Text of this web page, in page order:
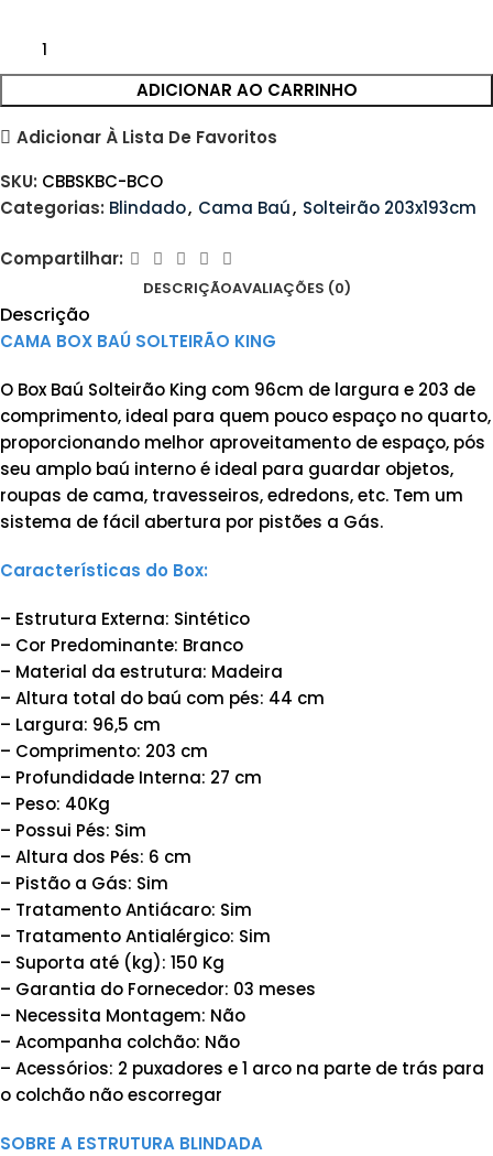
ADICIONAR AO CARRINHO
Adicionar À Lista De Favoritos
SKU: CBBSKBC-BCO
Categorias: Blindado, Cama Baú, Solteirão 203x193cm
Compartilhar:
DESCRIÇÃOAVALIAÇÕES (0)
Descrição
CAMA BOX BAÚ SOLTEIRÃO KING
O Box Baú Solteirão King com 96cm de largura e 203 de
comprimento, ideal para quem pouco espaço no quarto,
proporcionando melhor aproveitamento de espaço, pós
seu amplo baú interno é ideal para guardar objetos,
roupas de cama, travesseiros, edredons, etc. Tem um
sistema de fácil abertura por pistões a Gás.
Características do Box:
– Estrutura Externa: Sintético
– Cor Predominante: Branco
– Material da estrutura: Madeira
– Altura total do baú com pés: 44 cm
– Largura: 96,5 cm
– Comprimento: 203 cm
– Profundidade Interna: 27 cm
– Peso: 40Kg
– Possui Pés: Sim
– Altura dos Pés: 6 cm
– Pistão a Gás: Sim
– Tratamento Antiácaro: Sim
– Tratamento Antialérgico: Sim
– Suporta até (kg): 150 Kg
– Garantia do Fornecedor: 03 meses
– Necessita Montagem: Não
– Acompanha colchão: Não
– Acessórios: 2 puxadores e 1 arco na parte de trás para
o colchão não escorregar
SOBRE A ESTRUTURA BLINDADA